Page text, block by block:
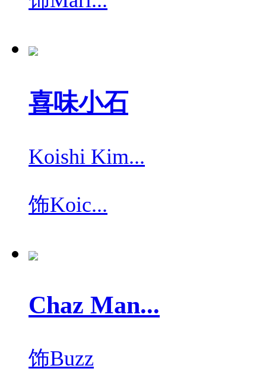
喜味小石
Koishi Kim...
饰Koic...
Chaz Man...
饰Buzz